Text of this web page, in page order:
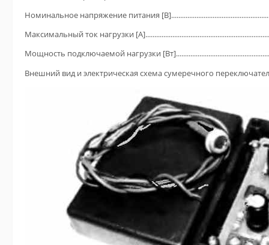
Номинальное напряжение питания
Максимальный ток нагрузки
Мощность подключаемой нагрузки
Внешний вид и электрическая схема сумеречного